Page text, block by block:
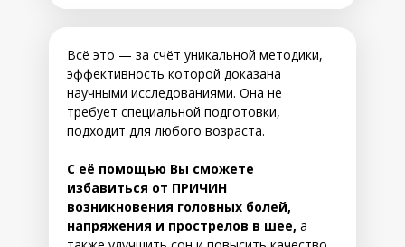
Всё это — за счёт уникальной методики,
эффективность которой доказана
научными исследованиями. Она не
требует специальной подготовки,
подходит для любого возраста.
С её помощью Вы сможете
избавиться от ПРИЧИН
возникновения головных болей,
напряжения и прострелов в шее, а